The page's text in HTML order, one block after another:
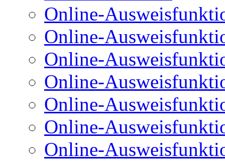
Online-
Online-
Online-
Online-
Online-
Online-
Online-